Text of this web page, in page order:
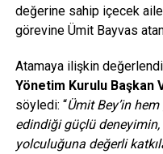
değerine sahip içecek
görevine Ümit Bayvas
Atamaya ilişkin
Yönetim Kurulu Başkan
söyledi: “Ümit Bey’in
edindiği güçlü deneyimin,
yolculuğuna değerli